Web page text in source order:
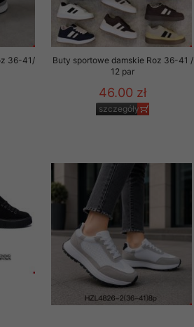
36-41/
Buty sportowe damskie Roz 36-41 /
12 par
46.00 zł
szczegóły